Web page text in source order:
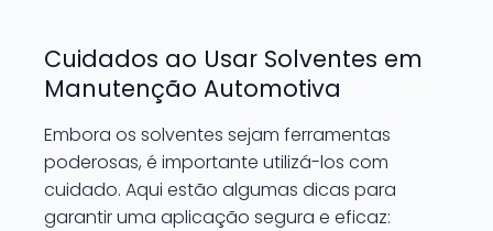
Cuidados ao Usar Solventes em
Manutenção Automotiva
Embora os solventes sejam ferramentas
poderosas, é importante utilizá-los com
cuidado. Aqui estão algumas dicas para
garantir uma aplicação segura e eficaz: